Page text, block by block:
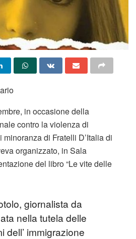
in occasione della
contro la violenza di
di Fratelli D’Italia di
organizzato, in Sala
del libro “Le vite delle
giornalista da
nella tutela delle
dell’ immigrazione